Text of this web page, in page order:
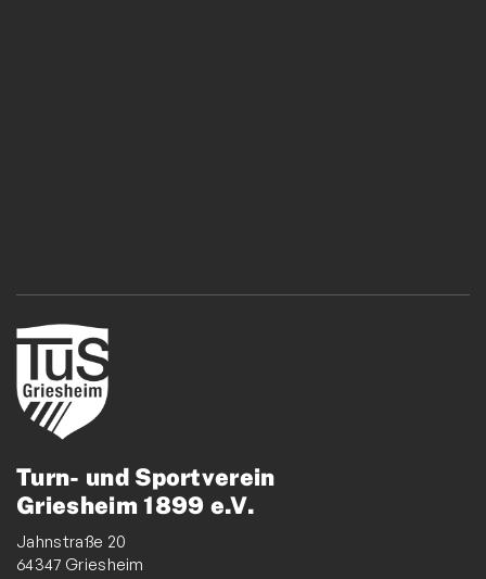
Turn- und Sportverein
Griesheim 1899 e.V.
Jahnstraße 20
64347 Griesheim